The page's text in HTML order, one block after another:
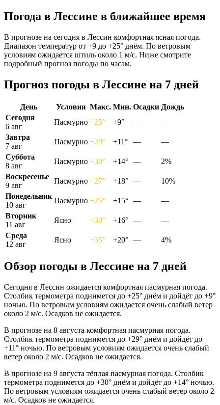
Погода в Лессине в ближайшее время
В прогнозе на сегодня в Лессин комфортная ясная погода.
Диапазон температур от +9 до +25° днём. По ветровым
условиям ожидается штиль около 1 м/с. Ниже смотрите
подробный прогноз погоды по часам.
Прогноз погоды в Лессине на 7 дней
День Условия Макс. Мин. Осадки Дождь
Сегодня
6 авг
Пасмурно +25° +9° —
—
Завтра
7 авг
Пасмурно +29° +11° —
—
Суббота
8 авг
Пасмурно +30° +14° —
2%
Воскресенье
9 авг
Пасмурно +27° +18° —
10%
Понедельник
10 авг
Пасмурно +25° +15° —
—
Вторник
11 авг
Ясно +30° +16° —
—
Среда
12 авг
Ясно +35° +20° — 4%
Обзор погоды в Лессине на 7 дней
Сегодня в Лессин ожидается комфортная пасмурная погода.
Столбик термометра поднимется до +25° днём и дойдёт до +9°
ночью. По ветровым условиям ожидается очень слабый ветер
около 2 м/с. Осадков не ожидается.
В прогнозе на 8 августа комфортная пасмурная погода.
Столбик термометра поднимется до +29° днём и дойдёт до
+11° ночью. По ветровым условиям ожидается очень слабый
ветер около 2 м/с. Осадков не ожидается.
В прогнозе на 9 августа тёплая пасмурная погода. Столбик
термометра поднимется до +30° днём и дойдёт до +14° ночью.
По ветровым условиям ожидается очень слабый ветер около 2
м/с. Осадков не ожидается.